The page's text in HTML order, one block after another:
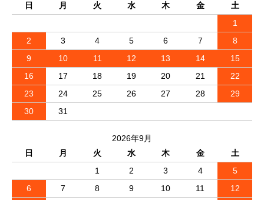
日
月 火 水 木 金
土
1
2
3 4 5 6 7
8
9
10 11 12 13 14
15
16
17 18 19 20 21
22
23
24 25 26 27 28
29
30
31
2026年9月
日
月 火 水 木 金
土
1
2 3 4
5
6
7 8 9 10 11
12